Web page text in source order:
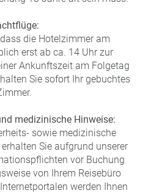
die Hotelzimmer am
erst ab ca. 14 Uhr zur
Ankunftszeit am Folgetag
Sie sofort Ihr gebuchtes
medizinische Hinweise:
sowie medizinische
Sie aufgrund unserer
vor Buchung
von Ihrem Reisebüro
werden Ihnen